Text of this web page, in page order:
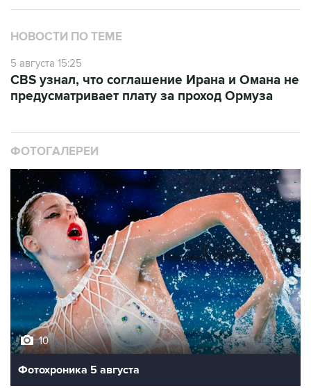
НОВОСТИ ПО ТЕМЕ
5 августа 15:25
CBS узнал, что соглашение Ирана и Омана не
предусматривает плату за проход Ормуза
ФОТОГАЛЕРЕИ
10
Фотохроника 5 августа